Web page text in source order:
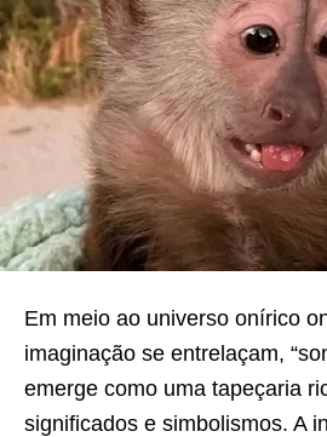
Em meio ao universo onírico
imaginação se entrelaçam,
emerge como uma tapeçaria
significados e simbolismos. A